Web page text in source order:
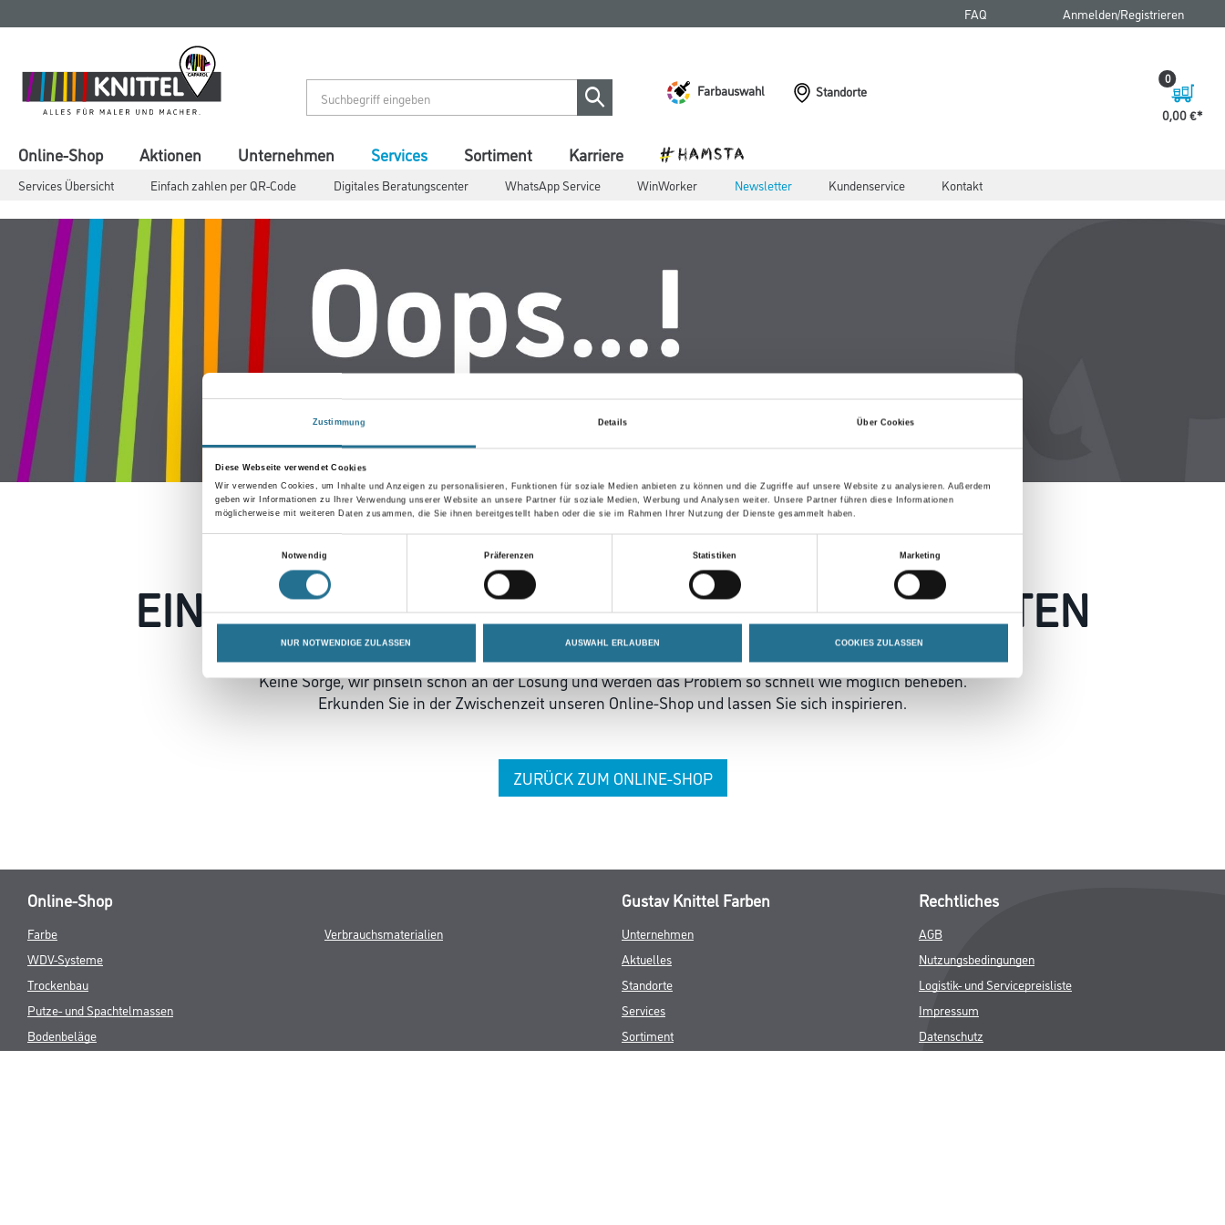
Zustimmung Details Über Cookies
Diese Webseite verwendet Cookies
Wir verwenden Cookies, um Inhalte und Anzeigen zu personalisieren, Funktionen für soziale Medien anbieten zu können und die Zugriffe auf unsere Website zu analysieren. Außerdem
geben wir Informationen zu Ihrer Verwendung unserer Website an unsere Partner für soziale Medien, Werbung und Analysen weiter. Unsere Partner führen diese Informationen
möglicherweise mit weiteren Daten zusammen, die Sie ihnen bereitgestellt haben oder die sie im Rahmen Ihrer Nutzung der Dienste gesammelt haben.
Notwendig
Präferenzen Statistiken Marketing
NUR NOTWENDIGE ZULASSEN AUSWAHL ERLAUBEN COOKIES ZULASSEN
springen
springen
FAQ Anmelden/Registrieren
Farbauswahl
Standorte
0,00 €
0
Online-Shop Aktionen Unternehmen Services
Services Übersicht Einfach zahlen per QR-Code Digitales Beratungscenter WhatsApp Service WinWorker Newsletter Kundenservice Kontakt
Sortiment Karriere
EIN KLEINER ZWISCHENFALL IST AUFGETRETEN
Keine Sorge, wir pinseln schon an der Lösung und werden das Problem so schnell wie möglich beheben.
Erkunden Sie in der Zwischenzeit unseren Online-Shop und lassen Sie sich inspirieren.
ZURÜCK ZUM ONLINE-SHOP
Online-Shop
Farbe
WDV-Systeme
Trockenbau
Putze- und Spachtelmassen
Bodenbeläge
Verbrauchsmaterialien
Gustav Knittel Farben
Unternehmen
Aktuelles
Standorte
Services
Sortiment
Rechtliches
AGB
Nutzungsbedingungen
Logistik- und Servicepreisliste
Impressum
Datenschutz